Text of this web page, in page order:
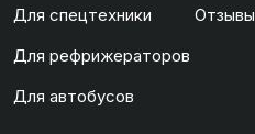
Для спецтехники
Для рефрижераторов
Для автобусов
Отзывы